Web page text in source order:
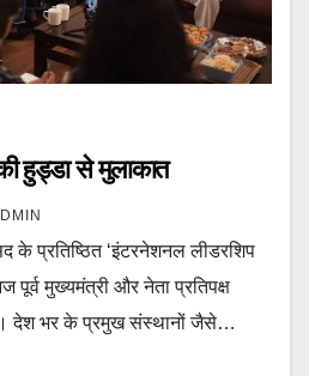
हुड्डा से मुलाकात
प्रतिष्ठित ‘इंटरनेशनल लीडरशिप
पूर्व मुख्यमंत्री और नेता प्रतिपक्ष
देश भर के प्रमुख संस्थानों जैसे…